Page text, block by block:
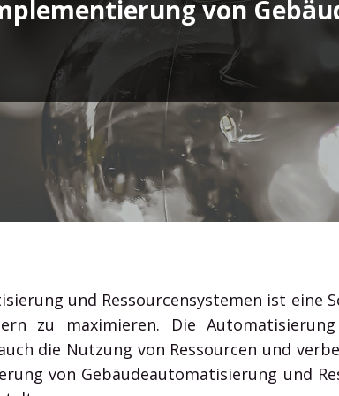
auf Outlook, Word, Excel und Co. & profitieren Sie
den erstklassigen Office Diensten.
Office 365 Guide
Microsoft Teams
von
und Ressourcensystemen ist eine
zu maximieren. Die
die Nutzung von Ressourcen und
von Gebäudeautomatisierung und